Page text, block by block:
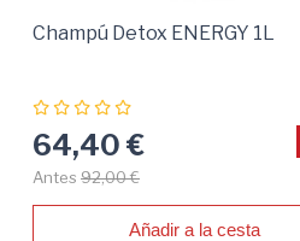
Champú Detox ENERGY 1L
64,40 €
Antes 92,00 €
Añadir a la cesta